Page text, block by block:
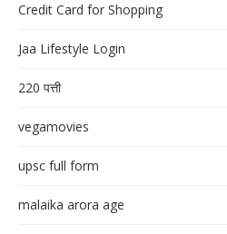
Credit Card for Shopping
Jaa Lifestyle Login
220 पत्ती
vegamovies
upsc full form
malaika arora age